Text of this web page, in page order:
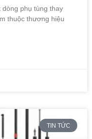
dòng phụ tùng thay
thuộc thương hiệu
TIN TỨC